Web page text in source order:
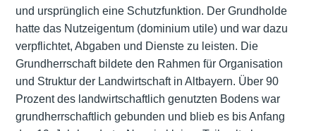
und ursprünglich eine Schutzfunktion. Der Grundholde
hatte das Nutzeigentum (dominium utile) und war dazu
verpflichtet, Abgaben und Dienste zu leisten. Die
Grundherrschaft bildete den Rahmen für Organisation
und Struktur der Landwirtschaft in Altbayern. Über 90
Prozent des landwirtschaftlich genutzten Bodens war
grundherrschaftlich gebunden und blieb es bis Anfang